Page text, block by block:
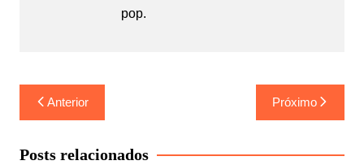
pop.
Navegação
de
Post
Anterior Próximo
Posts relacionados